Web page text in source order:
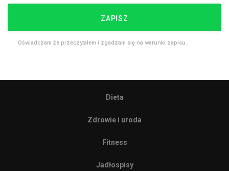
ZAPISZ
Oświadczam że przeczytałem i zgadzam się na warunki zapisu.
Dieta
Zdrowie i uroda
Fitness
Jadłospisy